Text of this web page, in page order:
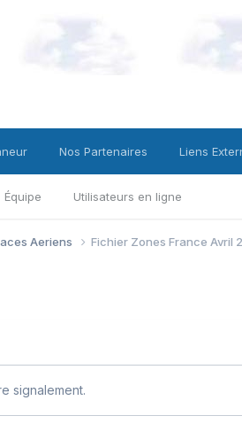
Équipe Utilisateurs en ligne
Nos Partenaires Liens
Aeriens Fichier Zones France Avril
signalement.